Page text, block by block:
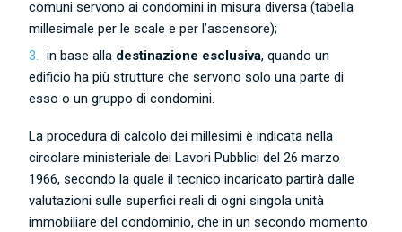
comuni servono ai condomini in misura diversa (tabella
millesimale per le scale e per l’ascensore);
in base alla destinazione esclusiva, quando un
edificio ha più strutture che servono solo una parte di
esso o un gruppo di condomini.
La procedura di calcolo dei millesimi è indicata nella
circolare ministeriale dei Lavori Pubblici del 26 marzo
1966, secondo la quale il tecnico incaricato partirà dalle
valutazioni sulle superfici reali di ogni singola unità
immobiliare del condominio, che in un secondo momento